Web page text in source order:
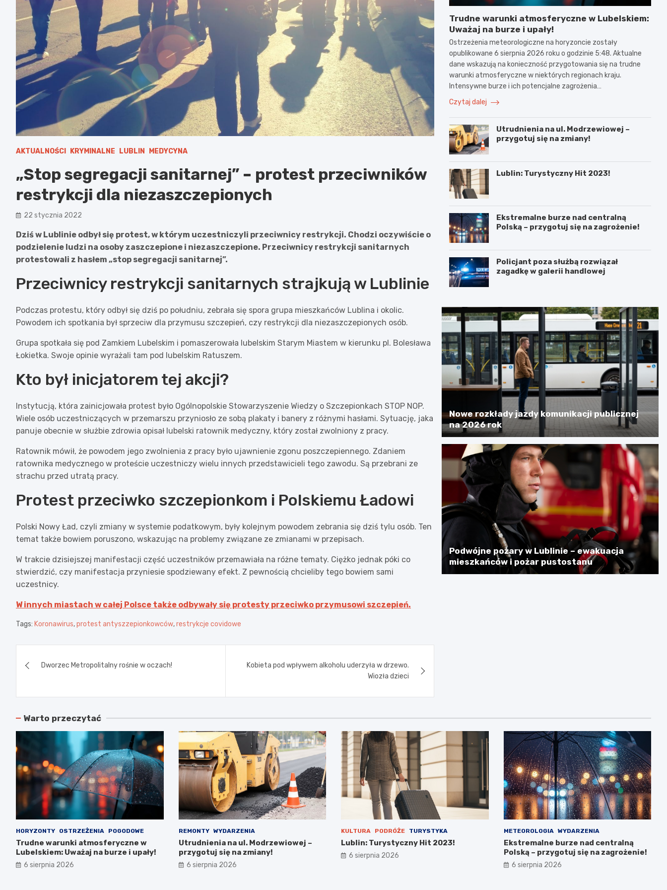
AKTUALNOŚCI KRYMINALNE LUBLIN MEDYCYNA
„Stop segregacji sanitarnej” – protest przeciwników
restrykcji dla niezaszczepionych
22 stycznia 2022
Dziś w Lublinie odbył się protest, w którym uczestniczyli przeciwnicy restrykcji. Chodzi oczywiście o
podzielenie ludzi na osoby zaszczepione i niezaszczepione. Przeciwnicy restrykcji sanitarnych
protestowali z hasłem „stop segregacji sanitarnej”.
Przeciwnicy restrykcji sanitarnych strajkują w Lublinie
Podczas protestu, który odbył się dziś po południu, zebrała się spora grupa mieszkańców Lublina i okolic.
Powodem ich spotkania był sprzeciw dla przymusu szczepień, czy restrykcji dla niezaszczepionych osób.
Grupa spotkała się pod Zamkiem Lubelskim i pomaszerowała lubelskim Starym Miastem w kierunku pl. Bolesława
Łokietka. Swoje opinie wyrażali tam pod lubelskim Ratuszem.
Kto był inicjatorem tej akcji?
Instytucją, która zainicjowała protest było Ogólnopolskie Stowarzyszenie Wiedzy o Szczepionkach STOP NOP.
Wiele osób uczestniczących w przemarszu przyniosło ze sobą plakaty i banery z różnymi hasłami. Sytuację, jaka
panuje obecnie w służbie zdrowia opisał lubelski ratownik medyczny, który został zwolniony z pracy.
Ratownik mówił, że powodem jego zwolnienia z pracy było ujawnienie zgonu poszczepiennego. Zdaniem
ratownika medycznego w proteście uczestniczy wielu innych przedstawicieli tego zawodu. Są przebrani ze
strachu przed utratą pracy.
Protest przeciwko szczepionkom i Polskiemu Ładowi
Polski Nowy Ład, czyli zmiany w systemie podatkowym, były kolejnym powodem zebrania się dziś tylu osób. Ten
temat także bowiem poruszono, wskazując na problemy związane ze zmianami w przepisach.
W trakcie dzisiejszej manifestacji część uczestników przemawiała na różne tematy. Ciężko jednak póki co
stwierdzić, czy manifestacja przyniesie spodziewany efekt. Z pewnością chcieliby tego bowiem sami
uczestnicy.
W innych miastach w całej Polsce także odbywały się protesty przeciwko przymusowi szczepień.
Tags: Koronawirus,protest antyszzepionkowców,restrykcje covidowe
wpisuDworzec Metropolitalny rośnie w oczach!
Kobieta pod wpływem alkoholu uderzyła w drzewo.
Wiozła dzieci
Trudne warunki atmosferyczne w Lubelskiem:
Uważaj na burze i upały!
Ostrzeżenia meteorologiczne na horyzoncie zostały
opublikowane 6 sierpnia 2026 roku o godzinie 5:48. Aktualne
dane wskazują na konieczność przygotowania się na trudne
warunki atmosferyczne w niektórych regionach kraju.
Intensywne burze i ich potencjalne zagrożenia…
Czytaj dalej
Utrudnienia na ul. Modrzewiowej –
przygotuj się na zmiany!
Lublin: Turystyczny Hit 2023!
Ekstremalne burze nad centralną
Polską – przygotuj się na zagrożenie!
Policjant poza służbą rozwiązał
zagadkę w galerii handlowej
Nowe rozkłady jazdy komunikacji publicznej
na 2026 rok
Podwójne pożary w Lublinie – ewakuacja
mieszkańców i pożar pustostanu
Warto przeczytać
HORYZONTY OSTRZEŻENIA POGODOWE
Trudne warunki atmosferyczne w
Lubelskiem: Uważaj na burze i upały!
6 sierpnia 2026
REMONTY WYDARZENIA
Utrudnienia na ul. Modrzewiowej –
przygotuj się na zmiany!
6 sierpnia 2026
KULTURA PODRÓŻE TURYSTYKA
Lublin: Turystyczny Hit 2023!
6 sierpnia 2026
METEOROLOGIA WYDARZENIA
Ekstremalne burze nad centralną
Polską – przygotuj się na zagrożenie!
6 sierpnia 2026